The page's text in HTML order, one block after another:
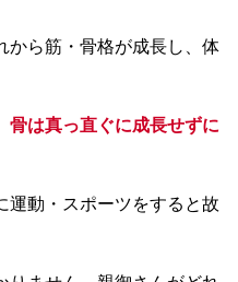
から筋・骨格が成長し、体
骨は真っ直ぐに成長せずに
運動・スポーツをすると故